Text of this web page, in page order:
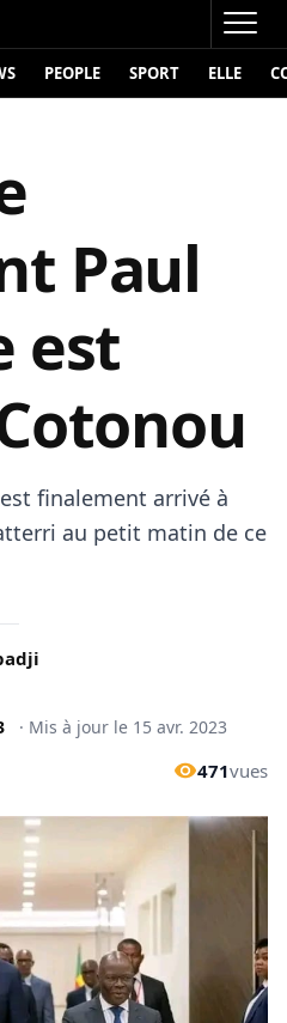
PEOPLE SPORT ELLE
Paul
est
finalement arrivé à
au petit matin de ce
· Mis à jour le 15 avr. 2023
471vues